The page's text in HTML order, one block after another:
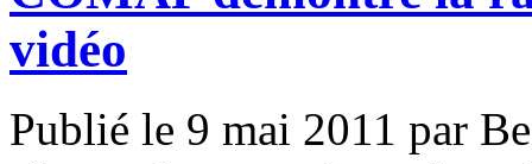
vidéo
Publié le 9 mai 2011 par